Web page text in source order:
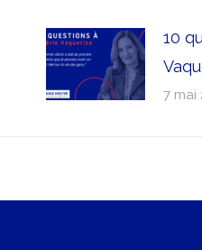
10
7 mai